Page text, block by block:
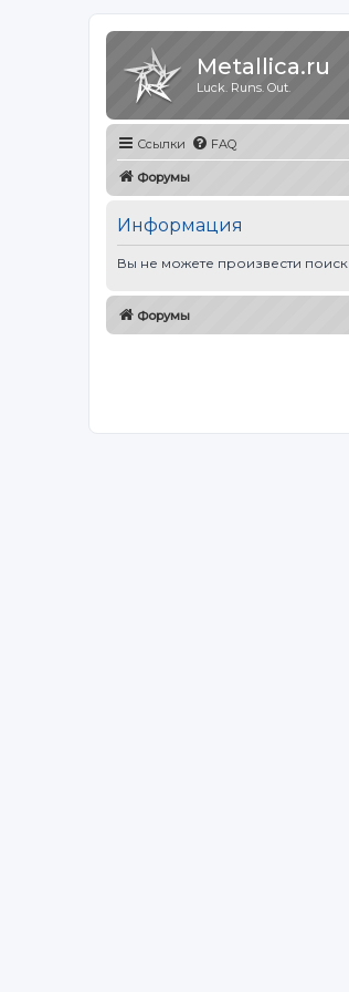
Metallica.ru
Luck. Runs. Out.
Ссылки FAQ
Форумы
Информация
Вы не можете произвести
Форумы